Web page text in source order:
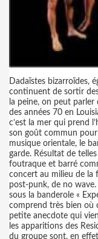
Dadaïstes bizarroïdes,
continuent de sortir
la peine, on peut
des années 70 en
c’est la mer qui prend
son goût commun pour
musique orientale, le
garde. Résultat de
foutraque et barré
concert au milieu de la
post-punk, de no wave.
sous la banderole «
comprend très bien où
petite anecdote qui
les apparitions des
du groupe sont, en